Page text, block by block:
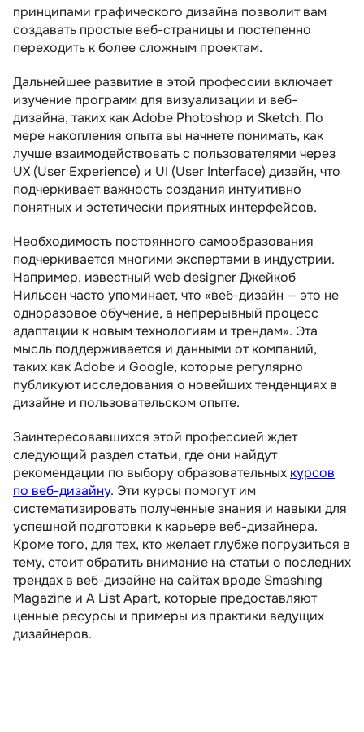
принципами графического дизайна позволит вам
создавать простые веб-страницы и постепенно
переходить к более сложным проектам.
Дальнейшее развитие в этой профессии включает
изучение программ для визуализации и веб-
дизайна, таких как Adobe Photoshop и Sketch. По
мере накопления опыта вы начнете понимать, как
лучше взаимодействовать с пользователями через
UX (User Experience) и UI (User Interface) дизайн, что
подчеркивает важность создания интуитивно
понятных и эстетически приятных интерфейсов.
Необходимость постоянного самообразования
подчеркивается многими экспертами в индустрии.
Например, известный web designer Джейкоб
Нильсен часто упоминает, что «веб-дизайн — это не
одноразовое обучение, а непрерывный процесс
адаптации к новым технологиям и трендам». Эта
мысль поддерживается и данными от компаний,
таких как Adobe и Google, которые регулярно
публикуют исследования о новейших тенденциях в
дизайне и пользовательском опыте.
Заинтересовавшихся этой профессией ждет
следующий раздел статьи, где они найдут
рекомендации по выбору образовательных курсов
по веб-дизайну. Эти курсы помогут им
систематизировать полученные знания и навыки для
успешной подготовки к карьере веб-дизайнера.
Кроме того, для тех, кто желает глубже погрузиться в
тему, стоит обратить внимание на статьи о последних
трендах в веб-дизайне на сайтах вроде Smashing
Magazine и A List Apart, которые предоставляют
ценные ресурсы и примеры из практики ведущих
дизайнеров.